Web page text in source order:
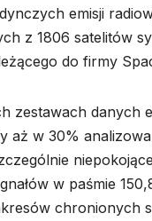
emisji
z 1806 satelitów
do firmy
zestawach danych
aż w 30%
w paśmie
chronionych